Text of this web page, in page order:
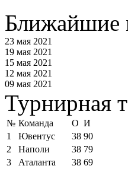
Ближайшие
23 мая 2021
19 мая 2021
15 мая 2021
12 мая 2021
09 мая 2021
Турнирная
№ Команда О И
1
Ювентус 38 90
2
Наполи 38 79
3
Аталанта 38 69